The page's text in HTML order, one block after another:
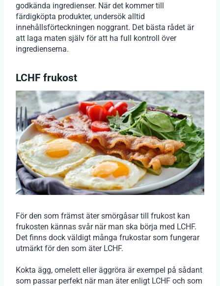
godkända ingredienser. När det kommer till
färdigköpta produkter, undersök alltid
innehållsförteckningen noggrant. Det bästa rådet är
att laga maten själv för att ha full kontroll över
ingredienserna.
LCHF frukost
För den som främst äter smörgåsar till frukost kan
frukosten kännas svår när man ska börja med LCHF.
Det finns dock väldigt många frukostar som fungerar
utmärkt för den som äter LCHF.
Kokta ägg, omelett eller äggröra är exempel på sådant
som passar perfekt när man äter enligt LCHF och som